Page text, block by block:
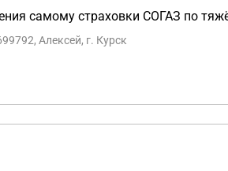
самому страховки СОГАЗ по
Алексей, г. Курск